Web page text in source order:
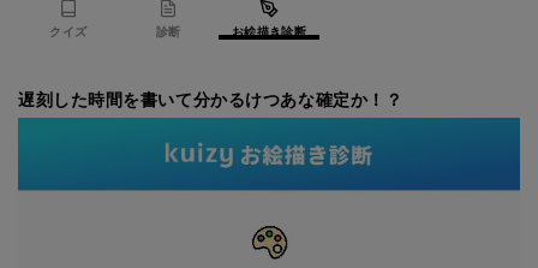
クイズ 診断 お絵描き診断
遅刻した時間を書いて分かるけつあな確定か！？